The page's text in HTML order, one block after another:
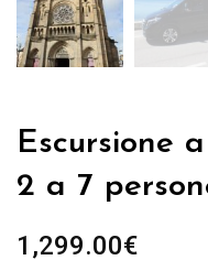
Escursione
2 a 7
1,299.00€